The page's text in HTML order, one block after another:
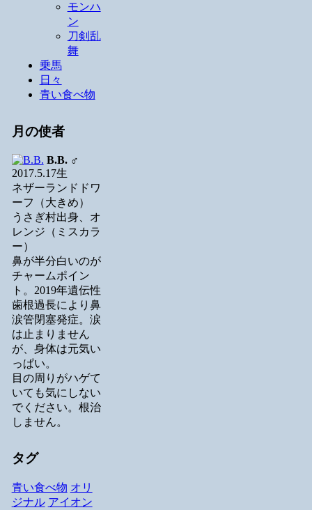
モンハ
ン
刀剣乱
舞
乗馬
日々
青い食べ物
月の使者
B.B.♂
2017.5.17生
ネザーランドドワ
ーフ（大きめ）
うさぎ村出身、オ
レンジ（ミスカラ
ー）
鼻が半分白いのが
チャームポイン
ト。2019年遺伝性
歯根過長により鼻
涙管閉塞発症。涙
は止まりません
が、身体は元気い
っぱい。
目の周りがハゲて
いても気にしない
でください。根治
しません。
タグ
青い食べ物 オリ
ジナル アイオン